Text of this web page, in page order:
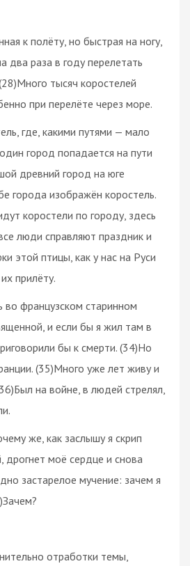
к полёту, но быстрая на ногу,
два раза в году перелетать
тысяч коростелей
при перелёте через море.
где, какими путями — мало
город попадается на пути
древний город на юге
города изображён коростель.
коростели по городу, здесь
люди справляют праздник и
этой птицы, как у нас на Руси
прилёту.
во французском старинном
и если бы я жил там в
бы к смерти. (34)Но
(35)Много уже лет живу и
на войне, в людей стрелял,
же, как заслышу я скрип
дрогнет моё сердце и снова
застарелое мучение: зачем я
отработки темы,